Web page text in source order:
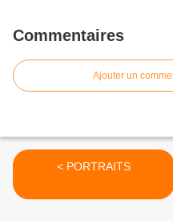
Commentaires
Ajouter un
< PORTRAITS